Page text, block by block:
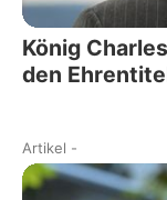
König
den
Artikel -